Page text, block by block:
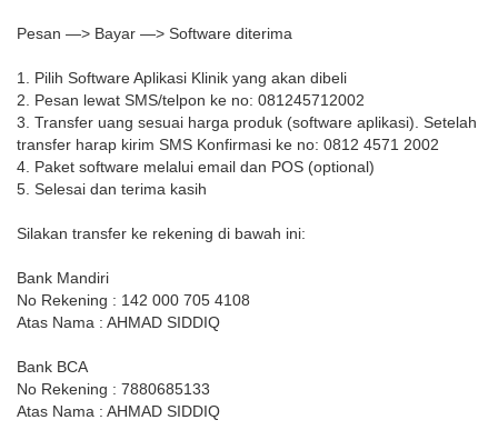
Pesan —> Bayar —> Software diterima
1. Pilih Software Aplikasi Klinik yang akan dibeli
2. Pesan lewat SMS/telpon ke no: 081245712002
3. Transfer uang sesuai harga produk (software aplikasi). Setelah
transfer harap kirim SMS Konfirmasi ke no: 0812 4571 2002
4. Paket software melalui email dan POS (optional)
5. Selesai dan terima kasih
Silakan transfer ke rekening di bawah ini:
Bank Mandiri
No Rekening : 142 000 705 4108
Atas Nama : AHMAD SIDDIQ
Bank BCA
No Rekening : 7880685133
Atas Nama : AHMAD SIDDIQ